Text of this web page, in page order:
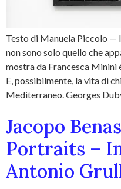
Testo di Manuela Piccolo —
non sono solo quello che
mostra da Francesca Minini
E, possibilmente, la vita di
Mediterraneo. Georges
Jacopo
Portraits –
Antonio